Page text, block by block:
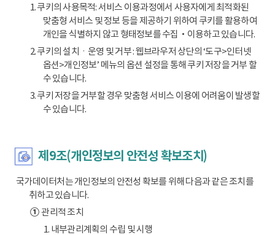
1. 쿠키의 사용목적: 서비스 이용과정에서 사용자에게 최적화된
맞춤형 서비스 및 정보 등을 제공하기 위하여 쿠키를 활용하여
개인을 식별하지 않고 형태정보를 수집‧이용하고 있습니다.
2. 쿠키의 설치ㆍ운영 및 거부 : 웹브라우저 상단의 ‘도구>인터넷
옵션>개인정보’ 메뉴의 옵션 설정을 통해 쿠키 저장을 거부 할
수 있습니다.
3. 쿠키 저장을 거부할 경우 맞춤형 서비스 이용에 어려움이 발생할
수 있습니다.
제9조(개인정보의 안전성 확보조치)
국가데이터처는 개인정보의 안전성 확보를 위해 다음과 같은 조치를
취하고 있습니다.
①관리적 조치
1. 내부관리계획의 수립 및 시행